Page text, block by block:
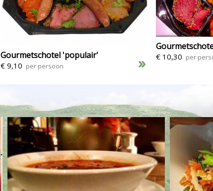
Gourmetschotel 'populair'
€ 9,10 per persoon » € 10,30 per